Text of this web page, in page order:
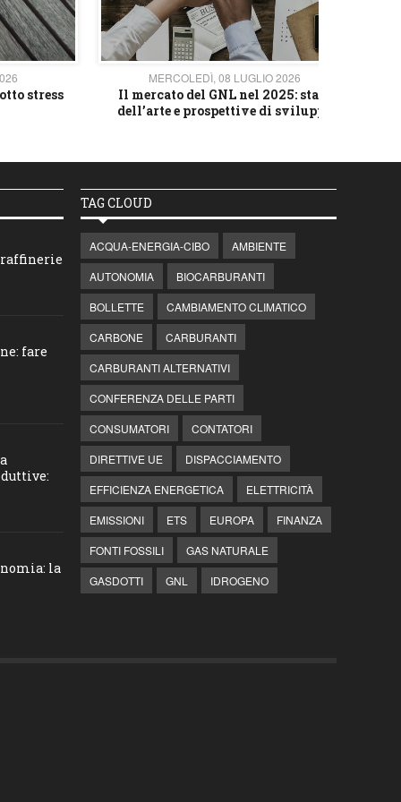
stress
MERCOLEDÌ, 08 LUGLIO 2026
Il mercato del GNL nel 2025: stato
dell’arte e prospettive di sviluppo
raffinerie
fare
la
TAG CLOUD
ACQUA-ENERGIA-CIBO
AMBIENTE
AUTONOMIA
BIOCARBURANTI
BOLLETTE
CAMBIAMENTO CLIMATICO
CARBONE
CARBURANTI
CARBURANTI ALTERNATIVI
CONFERENZA DELLE PARTI
CONSUMATORI
CONTATORI
DIRETTIVE UE
DISPACCIAMENTO
EFFICIENZA ENERGETICA
ELETTRICITÀ
EMISSIONI
ETS EUROPA
FINANZA
FONTI FOSSILI
GAS NATURALE
GASDOTTI
GNL IDROGENO